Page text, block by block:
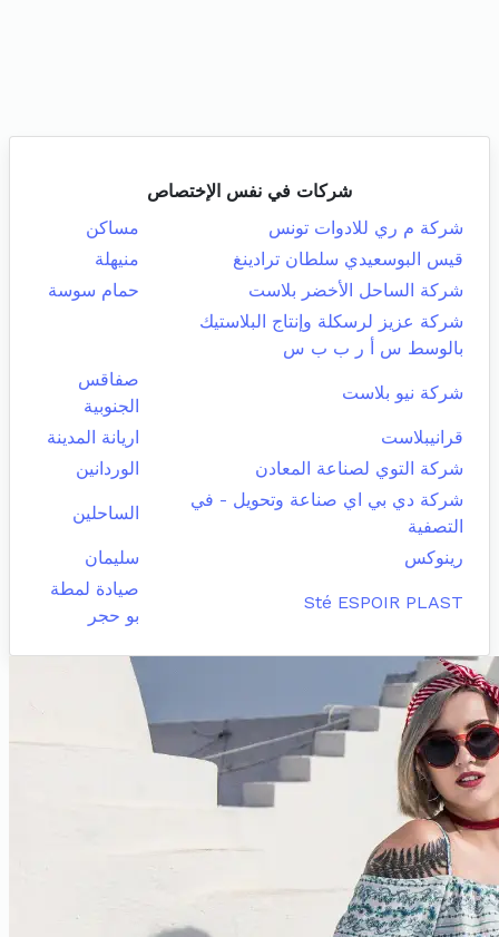
شركات في نفس الإختصاص
شركة م ري للادوات تونس
مساكن
قيس البوسعيدي سلطان ترادينغ
منيهلة
شركة الساحل الأخضر بلاست
حمام سوسة
شركة عزيز لرسكلة وإنتاج البلاستيك
بالوسط س أ ر ب ب س
شركة نيو بلاست
صفاقس
الجنوبية
قرانيبلاست
اريانة المدينة
شركة التوي لصناعة المعادن
الوردانين
شركة دي بي اي صناعة وتحويل - في
التصفية
الساحلين
رينوكس سليمان
Sté ESPOIR PLAST
صيادة لمطة
بو حجر